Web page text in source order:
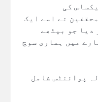
کی
نے اسے ایک
دیا جو بیٹھے
میں ہماری سوچ
پوائنٹس شامل